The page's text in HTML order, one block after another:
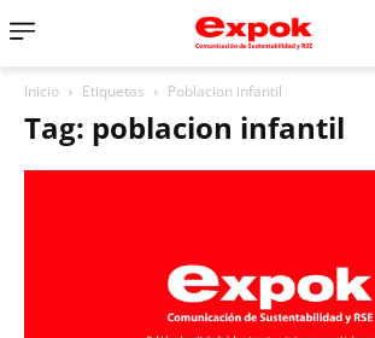
Inicio Etiquetas Poblacion infantil
Tag: poblacion infantil